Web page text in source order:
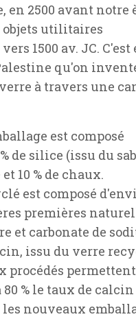
en 2500 avant notre
objets utilitaires
1500 av. JC. C'est
qu'on
à travers une
est composé
de silice (issu du
et 10 % de chaux.
est composé
premières
et carbonate de
issu du verre
procédés
80 % le taux de calcin
nouveaux